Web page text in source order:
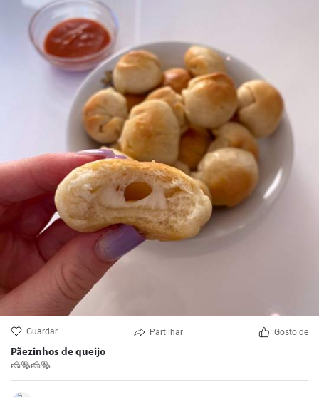
Guardar Partilhar Gosto de
Pãezinhos de queijo
🧀🥯🧀🥯